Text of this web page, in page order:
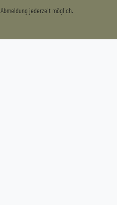
Abmeldung jederzeit möglich.